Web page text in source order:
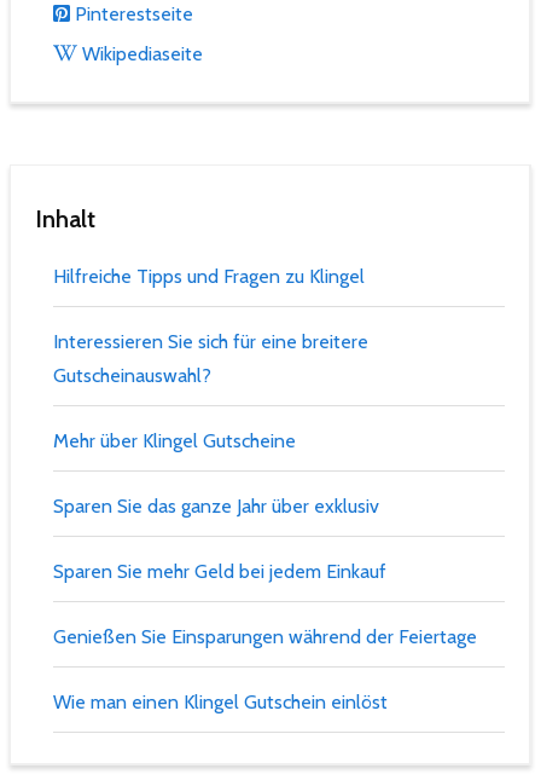
Pinterestseite
Wikipediaseite
Inhalt
Hilfreiche Tipps und Fragen zu Klingel
Interessieren Sie sich für eine breitere
Gutscheinauswahl?
Mehr über Klingel Gutscheine
Sparen Sie das ganze Jahr über exklusiv
Sparen Sie mehr Geld bei jedem Einkauf
Genießen Sie Einsparungen während der Feiertage
Wie man einen Klingel Gutschein einlöst